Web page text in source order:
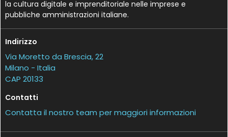
la cultura digitale e imprenditoriale nelle imprese e
pubbliche amministrazioni italiane.
Indirizzo
Via Moretto da Brescia, 22
Milano - Italia
CAP 20133
Contatti
Contatta il nostro team per maggiori informazioni